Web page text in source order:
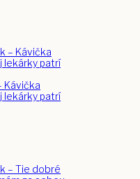
Kávička
lekárky patrí